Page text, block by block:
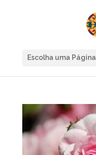
Escolha uma Página